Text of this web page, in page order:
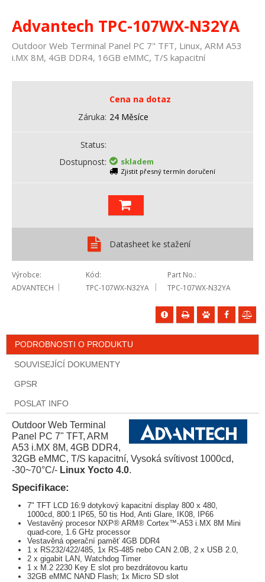
Advantech TPC-107WX-N32YA
Outdoor Web Terminal Panel PC 7" TFT, Linux, ARM A53
i.MX 8M, 4GB DDR4, 16GB eMMC, T/S kapacitní
Cena na dotaz
Záruka 24 Měsíce
Status
Dostupnost
skladem
Zjistit přesný termín doručení
Datasheet ke stažení
Výrobce
ADVANTECH
Kód
TPC-107WX-N32YA
Part No.
TPC-107WX-N32YA
PODROBNOSTI O PRODUKTU
SOUVISEJÍCÍ DOKUMENTY
GPSR
POSLAT INFO
Outdoor Web Terminal
Panel PC 7" TFT, ARM
A53 i.MX 8M, 4GB DDR4,
32GB eMMC, T/S kapacitní, Vysoká svítivost 1000cd,
-30~70°C/- Linux Yocto 4.0.
Specifikace:
7" TFT LCD 16:9 dotykový kapacitní display 800 x 480,
1000cd, 800:1 IP65, 50 tis Hod, Anti Glare, IK08, IP66
Vestavěný procesor NXP® ARM® Cortex™-A53 i.MX 8M Mini
quad-core, 1.6 GHz processor
Vestavěná operační paměť 4GB DDR4
1 x RS232/422/485, 1x RS-485 nebo CAN 2.0B, 2 x USB 2.0,
2 x gigabit LAN, Watchdog Timer
1 x M.2 2230 Key E slot pro bezdrátovou kartu
32GB eMMC NAND Flash; 1x Micro SD slot